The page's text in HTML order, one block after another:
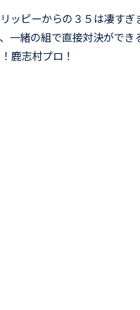
ッピーからの３５は凄すぎ
一緒の組で直接対決ができ
鹿志村プロ！